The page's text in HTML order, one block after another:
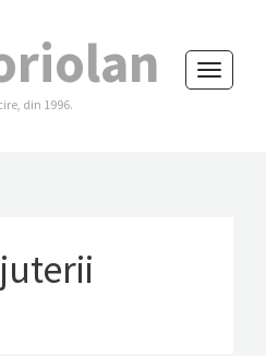
din 1996.
Toggle